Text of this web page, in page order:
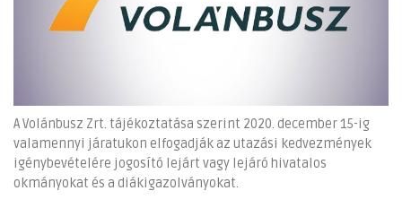
A Volánbusz Zrt. tájékoztatása szerint 2020. december 15-ig
valamennyi járatukon elfogadják az utazási kedvezmények
igénybevételére jogosító lejárt vagy lejáró hivatalos
okmányokat és a diákigazolványokat.